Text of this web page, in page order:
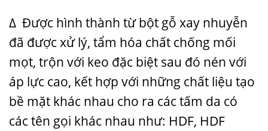
Δ Được hình thành từ bột gỗ xay nhuyễn
đã được xử lý, tẩm hóa chất chống mối
mọt, trộn với keo đặc biệt sau đó nén với
áp lực cao, kết hợp với những chất liệu tạo
bề mặt khác nhau cho ra các tấm da có
các tên gọi khác nhau như: HDF, HDF